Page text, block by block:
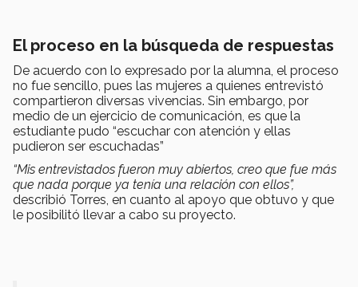
El proceso en la búsqueda de respuestas
De acuerdo con lo expresado por la alumna, el proceso
no fue sencillo, pues las mujeres a quienes entrevistó
compartieron diversas vivencias. Sin embargo, por
medio de un ejercicio de comunicación, es que la
estudiante pudo “escuchar con atención y ellas
pudieron ser escuchadas”
“Mis entrevistados fueron muy abiertos, creo que fue más
que nada porque ya tenía una relación con ellos”,
describió Torres, en cuanto al apoyo que obtuvo y que
le posibilitó llevar a cabo su proyecto.